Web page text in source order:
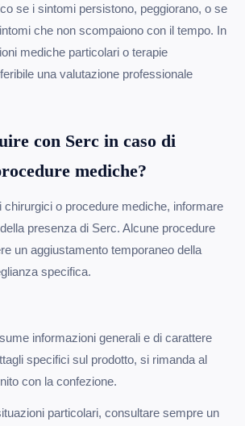
se i sintomi persistono, peggiorano, o se
che non scompaiono con il tempo. In
mediche particolari o terapie
una valutazione professionale
con Serc in caso di
mediche?
chirurgici o procedure mediche, informare
presenza di Serc. Alcune procedure
un aggiustamento temporaneo della
specifica.
informazioni generali e di carattere
specifici sul prodotto, si rimanda al
con la confezione.
particolari, consultare sempre un